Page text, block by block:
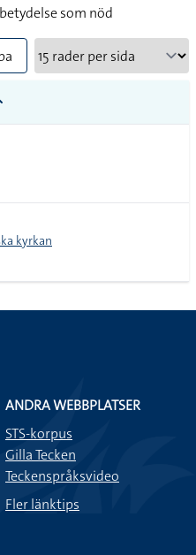
som nöd
kyrkan
ANDRA WEBBPLATSER
STS-korpus
Gilla Tecken
Teckenspråksvideo
Fler länktips